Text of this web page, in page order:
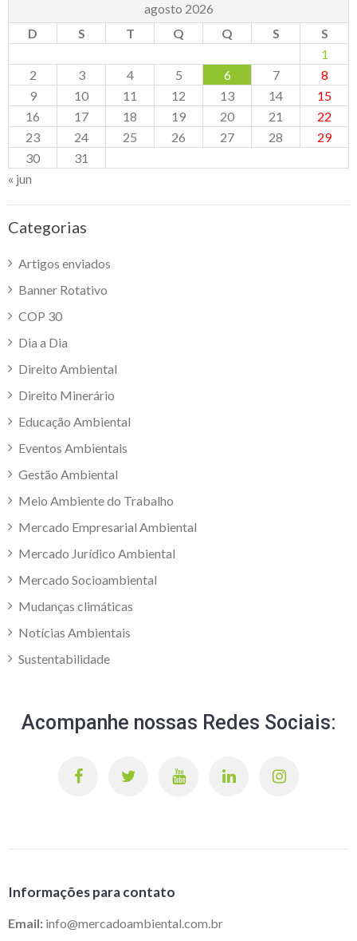
agosto 2026
D
S T Q Q S
S
1
2
3 4 5 6 7
8
9
10 11 12 13 14
15
16
17 18 19 20 21
22
23
24 25 26 27 28
29
30
31
« jun
Categorias
Artigos enviados
Banner Rotativo
COP 30
Dia a Dia
Direito Ambiental
Direito Minerário
Educação Ambiental
Eventos Ambientais
Gestão Ambiental
Meio Ambiente do Trabalho
Mercado Empresarial Ambiental
Mercado Jurídico Ambiental
Mercado Socioambiental
Mudanças climáticas
Notícias Ambientais
Sustentabilidade
Acompanhe nossas Redes Sociais:
Informações para contato
Email: info@mercadoambiental.com.br